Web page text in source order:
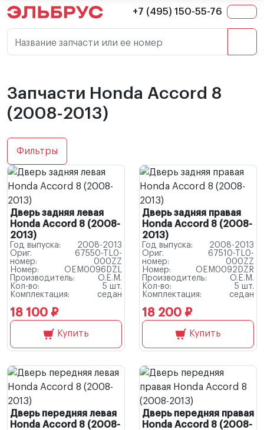
+7 (495) 150-55-76
Название запчасти или ее номер
Запчасти Honda Accord 8
(2008-2013)
Фильтры
Дверь задняя левая
Honda Accord 8 (2008-
2013)
Год выпуска:
2008-2013
Ориг.
номер:
67550-TL0-
000ZZ
Номер:
OEM0096DZL
Производитель:
O.E.M.
Кол-во:
5 шт.
Комплектация:
седан
18 100 ₽
Купить
Дверь задняя правая
Honda Accord 8 (2008-
2013)
Год выпуска:
2008-2013
Ориг.
номер:
67510-TL0-
000ZZ
Номер:
OEM0092DZR
Производитель:
O.E.M.
Кол-во:
5 шт.
Комплектация:
седан
18 200 ₽
Купить
Дверь передняя левая
Honda Accord 8 (2008-
Дверь передняя правая
Honda Accord 8 (2008-